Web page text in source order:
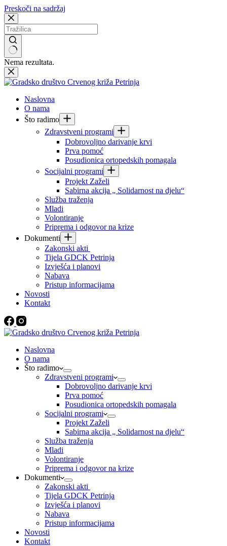
Preskoči na sadržaj
Nema rezultata.
Naslovna
O nama
Što radimo
Zdravstveni programi
Dobrovoljno darivanje krvi
Prva pomoć
Posudionica ortopedskih pomagala
Socijalni programi
Projekt Zaželi
Sabirna akcija „ Solidarnost na djelu“
Služba traženja
Mladi
Volontiranje
Priprema i odgovor na krize
Dokumenti
Zakonski akti
Tijela GDCK Petrinja
Izvješća i planovi
Nabava
Pristup informacijama
Novosti
Kontakt
Naslovna
O nama
Što radimo
Zdravstveni programi
Dobrovoljno darivanje krvi
Prva pomoć
Posudionica ortopedskih pomagala
Socijalni programi
Projekt Zaželi
Sabirna akcija „ Solidarnost na djelu“
Služba traženja
Mladi
Volontiranje
Priprema i odgovor na krize
Dokumenti
Zakonski akti
Tijela GDCK Petrinja
Izvješća i planovi
Nabava
Pristup informacijama
Novosti
Kontakt